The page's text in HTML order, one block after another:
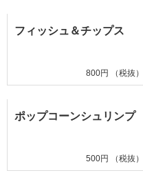
フィッシュ＆チップス
800円 （税抜）
ポップコーンシュリンプ
500円 （税抜）